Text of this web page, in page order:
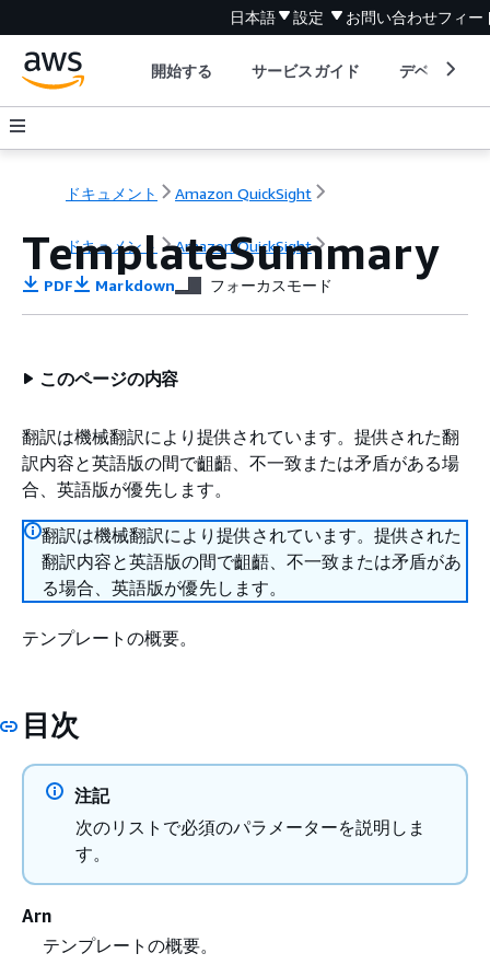
日本語 設定 お問い合わせフィー
開始する サービスガイド デベロッパ
ドキュメント Amazon QuickSight
ドキュメント Amazon QuickSight
TemplateSummary
PDF Markdown フォーカスモード
このページの内容
翻訳は機械翻訳により提供されています。提供された翻
訳内容と英語版の間で齟齬、不一致または矛盾がある場
合、英語版が優先します。
翻訳は機械翻訳により提供されています。提供された
翻訳内容と英語版の間で齟齬、不一致または矛盾があ
る場合、英語版が優先します。
テンプレートの概要。
目次
注記
次のリストで必須のパラメーターを説明しま
す。
Arn
テンプレートの概要。